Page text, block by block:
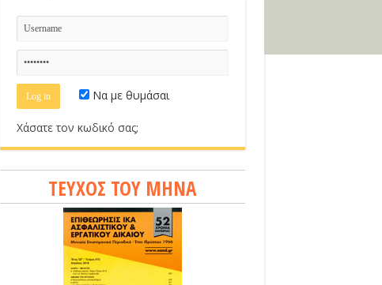
Να με θυμάσαι
Χάσατε τον κωδικό σας;
ΤΕΥΧΟΣ ΤΟΥ ΜΗΝΑ